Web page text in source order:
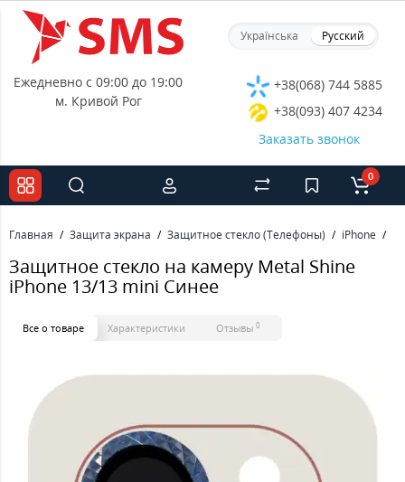
Українська Русский
Ежедневно с 09:00 до 19:00
м. Кривой Рог
+38(068) 744 5885
+38(093) 407 4234
Заказать звонок
0
Главная Защита экрана Защитное стекло (Телефоны) iPhone
Защитное стекло на камеру Metal Shine
iPhone 13/13 mini Синее
Все о товаре Характеристики Отзывы 0